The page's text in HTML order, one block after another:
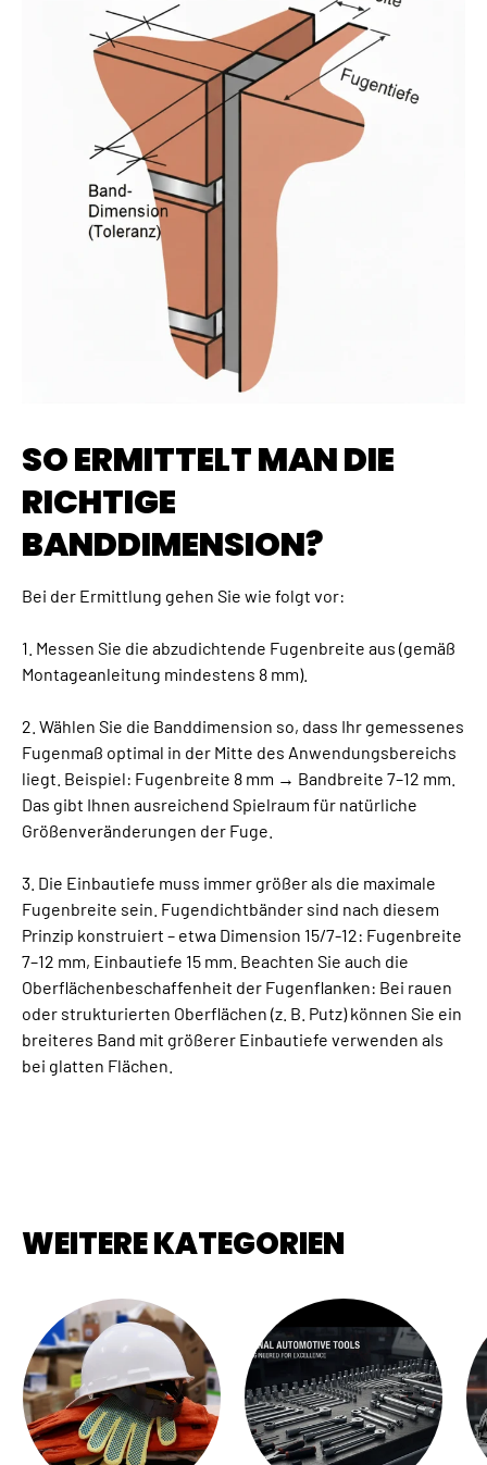
SO ERMITTELT MAN DIE
RICHTIGE
BANDDIMENSION?
Bei der Ermittlung gehen Sie wie folgt vor:
1. Messen Sie die abzudichtende Fugenbreite aus (gemäß
Montageanleitung mindestens 8 mm).
2. Wählen Sie die Banddimension so, dass Ihr gemessenes
Fugenmaß optimal in der Mitte des Anwendungsbereichs
liegt. Beispiel: Fugenbreite 8 mm → Bandbreite 7–12 mm.
Das gibt Ihnen ausreichend Spielraum für natürliche
Größenveränderungen der Fuge.
3. Die Einbautiefe muss immer größer als die maximale
Fugenbreite sein. Fugendichtbänder sind nach diesem
Prinzip konstruiert – etwa Dimension 15/7-12: Fugenbreite
7–12 mm, Einbautiefe 15 mm. Beachten Sie auch die
Oberflächenbeschaffenheit der Fugenflanken: Bei rauen
oder strukturierten Oberflächen (z. B. Putz) können Sie ein
breiteres Band mit größerer Einbautiefe verwenden als
bei glatten Flächen.
WEITERE KATEGORIEN